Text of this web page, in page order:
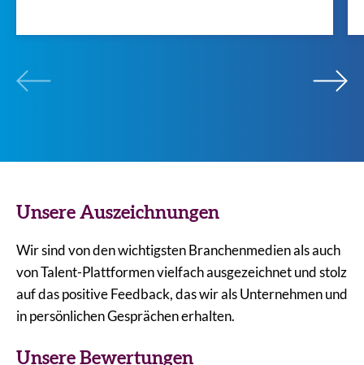
Unsere Auszeichnungen
Wir sind von den wichtigsten Branchenmedien als auch
von Talent-Plattformen vielfach ausgezeichnet und stolz
auf das positive Feedback, das wir als Unternehmen und
in persönlichen Gesprächen erhalten.
Unsere Bewertungen